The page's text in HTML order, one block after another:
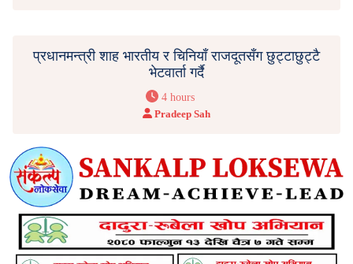
प्रधानमन्त्री शाह भारतीय र चिनियाँ राजदूतसँग छुट्टाछुट्टै
भेटवार्ता गर्दै
4 hours
Pradeep Sah